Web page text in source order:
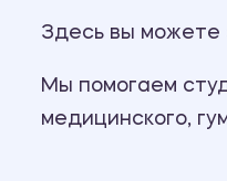
Здесь вы можете
Мы помогаем
медицинского,